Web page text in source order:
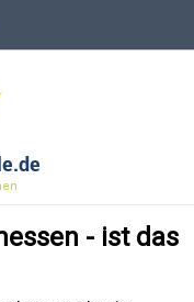
- ist das